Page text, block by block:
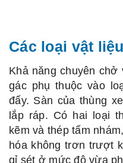
Các loại vật
Khả năng chuyên chở
gác phụ thuộc vào
đấy. Sàn của thùng
lắp ráp. Có hai loại
kẽm và thép tấm
hóa không trơn trượt
gỉ sét ở mức độ vừa